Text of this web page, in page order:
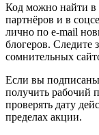
Код можно найти в
партнёров и в
лично по e‑mail
блогеров. Следите
сомнительных
Если вы подписаны
получить рабочий
проверять дату
пределах акции.